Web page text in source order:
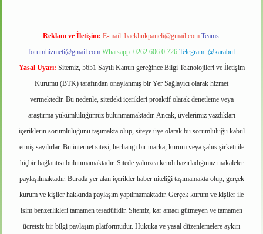
Reklam ve İletişim: E-mail: backlinkpaneli@gmail.com Teams:
forumhizmeti@gmail.com Whatsapp: 0262 606 0 726 Telegram: @karabul
Yasal Uyarı: Sitemiz, 5651 Sayılı Kanun gereğince Bilgi Teknolojileri ve İletişim
Kurumu (BTK) tarafından onaylanmış bir Yer Sağlayıcı olarak hizmet
vermektedir. Bu nedenle, sitedeki içerikleri proaktif olarak denetleme veya
araştırma yükümlülüğümüz bulunmamaktadır. Ancak, üyelerimiz yazdıkları
içeriklerin sorumluluğunu taşımakta olup, siteye üye olarak bu sorumluluğu kabul
etmiş sayılırlar. Bu internet sitesi, herhangi bir marka, kurum veya şahıs şirketi ile
hiçbir bağlantısı bulunmamaktadır. Sitede yalnızca kendi hazırladığımız makaleler
paylaşılmaktadır. Burada yer alan içerikler haber niteliği taşımamakta olup, gerçek
kurum ve kişiler hakkında paylaşım yapılmamaktadır. Gerçek kurum ve kişiler ile
isim benzerlikleri tamamen tesadüfidir. Sitemiz, kar amacı gütmeyen ve tamamen
ücretsiz bir bilgi paylaşım platformudur. Hukuka ve yasal düzenlemelere aykırı